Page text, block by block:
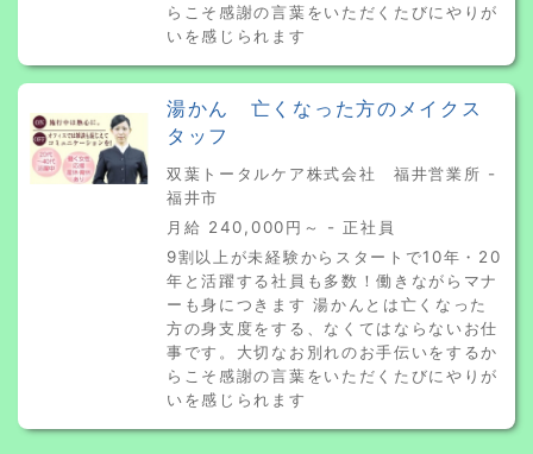
らこそ感謝の言葉をいただくたびにやりが
いを感じられます
湯かん 亡くなった方のメイクス
タッフ
双葉トータルケア株式会社 福井営業所 -
福井市
月給 240,000円～ - 正社員
9割以上が未経験からスタートで10年・20
年と活躍する社員も多数！働きながらマナ
ーも身につきます 湯かんとは亡くなった
方の身支度をする、なくてはならないお仕
事です。大切なお別れのお手伝いをするか
らこそ感謝の言葉をいただくたびにやりが
いを感じられます